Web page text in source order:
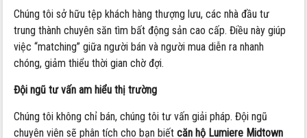
Chúng tôi sở hữu tệp khách hàng thượng lưu, các nhà đầu tư
trung thành chuyên săn tìm bất động sản cao cấp. Điều này giúp
việc “matching” giữa người bán và người mua diễn ra nhanh
chóng, giảm thiểu thời gian chờ đợi.
Đội ngũ tư vấn am hiểu thị trường
Chúng tôi không chỉ bán, chúng tôi tư vấn giải pháp. Đội ngũ
chuyên viên sẽ phân tích cho bạn biếtcăn hộ Lumiere Midtown